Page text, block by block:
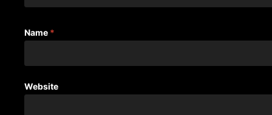
Name *
Website